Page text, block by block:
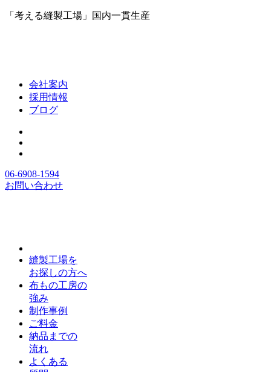
「考える縫製工場」国内一貫生産
会社案内
採用情報
ブログ
06-6908-1594
お問い合わせ
縫製工場を
お探しの方へ
布もの工房の
強み
制作事例
ご料金
納品までの
流れ
よくある